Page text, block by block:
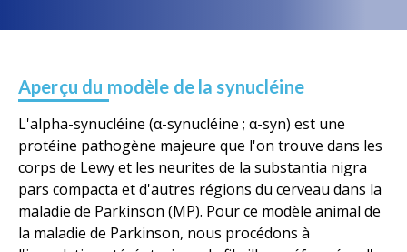
Aperçu du modèle de la synucléine
L'alpha-synucléine (α-synucléine ; α-syn) est une
protéine pathogène majeure que l'on trouve dans les
corps de Lewy et les neurites de la substantia nigra
pars compacta et d'autres régions du cerveau dans la
maladie de Parkinson (MP). Pour ce modèle animal de
la maladie de Parkinson, nous procédons à